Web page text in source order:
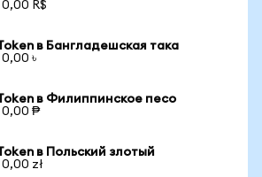
0,00 R$
в Бангладешская така
0,00 ৳
в Филиппинское песо
0,00 ₱
в Польский злотый
0,00 zł